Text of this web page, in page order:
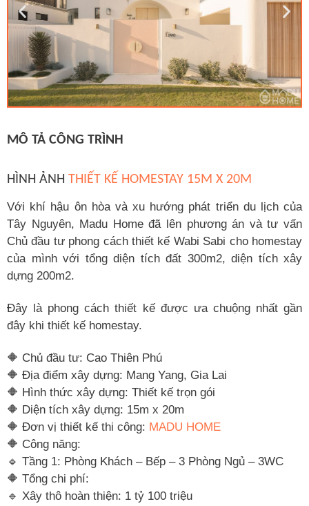
MÔ TẢ CÔNG TRÌNH
HÌNH ẢNH THIẾT KẾ HOMESTAY 15M X 20M
Với khí hậu ôn hòa và xu hướng phát triển du lịch của
Tây Nguyên, Madu Home đã lên phương án và tư vấn
Chủ đầu tư phong cách thiết kế Wabi Sabi cho homestay
của mình với tổng diện tích đất 300m2, diện tích xây
dựng 200m2.
Đây là phong cách thiết kế được ưa chuộng nhất gần
đây khi thiết kế homestay.
🔶 Chủ đầu tư: Cao Thiên Phú
🔶 Địa điểm xây dựng: Mang Yang, Gia Lai
🔶 Hình thức xây dựng: Thiết kế trọn gói
🔶 Diện tích xây dựng: 15m x 20m
🔶 Đơn vị thiết kế thi công: MADU HOME
🔶 Công năng:
🔹 Tầng 1: Phòng Khách – Bếp – 3 Phòng Ngủ – 3WC
🔶 Tổng chi phí:
🔹 Xây thô hoàn thiện: 1 tỷ 100 triệu